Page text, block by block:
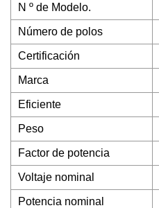
N º de Modelo.
Número de polos
Certificación
Marca
Eficiente
Peso
Factor de potencia
Voltaje nominal
Potencia nominal